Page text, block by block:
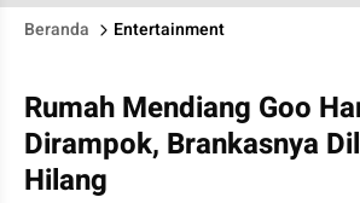
Beranda Entertainment
Rumah Mendiang Goo
Dirampok, Brankasnya
Hilang